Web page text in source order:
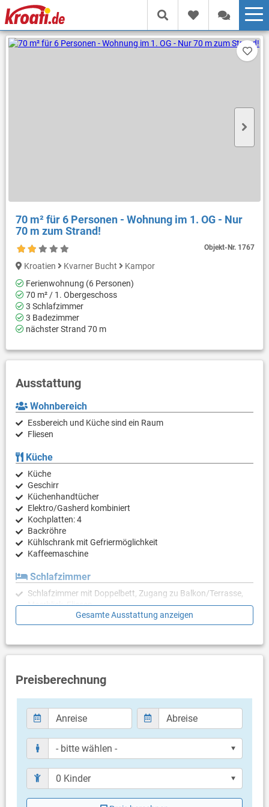
70 m² für 6 Personen - Wohnung im 1. OG - Nur
70 m zum Strand!
Objekt-Nr. 1767
Kroatien Kvarner Bucht
Kampor
Ferienwohnung (6 Personen)
70 m² / 1. Obergeschoss
3 Schlafzimmer
3 Badezimmer
nächster Strand 70 m
Ausstattung
Wohnbereich
Essbereich und Küche sind ein Raum
Fliesen
Küche
Küche
Geschirr
Küchenhandtücher
Elektro/Gasherd kombiniert
Kochplatten: 4
Backröhre
Kühlschrank mit Gefriermöglichkeit
Kaffeemaschine
Schlafzimmer
Schlafzimmer mit Doppelbett, Zugang zu Balkon/Terrasse,
Meerblick, Fliesen
Schlafzimmer mit Doppelbett, Zugang zu Balkon/Terrasse,
Fliesen
Meerblick, Fliesen
Badezimmer
Bad mit WC, Dusche (en suite)
Bad mit WC, Dusche (en suite)
Balkon & Terrasse
eigener Balkon
Meerblick
Bestuhlung
Balkongröße: 4 m²
Gesamte Ausstattung anzeigen
Preisberechnung